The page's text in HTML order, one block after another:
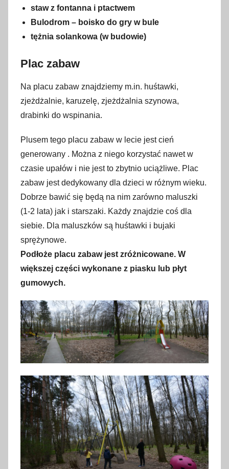
staw z fontanna i ptactwem
Bulodrom – boisko do gry w bule
tężnia solankowa (w budowie)
Plac zabaw
Na placu zabaw znajdziemy m.in. huśtawki,
zjeżdżalnie, karuzelę, zjeżdżalnia szynowa,
drabinki do wspinania.
Plusem tego placu zabaw w lecie jest cień
generowany . Można z niego korzystać nawet w
czasie upałów i nie jest to zbytnio uciążliwe. Plac
zabaw jest dedykowany dla dzieci w różnym wieku.
Dobrze bawić się będą na nim zarówno maluszki
(1-2 lata) jak i starszaki. Każdy znajdzie coś dla
siebie. Dla maluszków są huśtawki i bujaki
sprężynowe.
Podłoże placu zabaw jest zróżnicowane. W
większej części wykonane z piasku lub płyt
gumowych.